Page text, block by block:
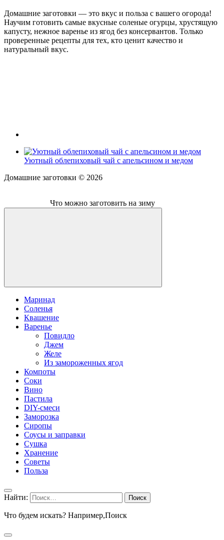
Домашние заготовки — это вкус и польза с вашего огорода!
Научим готовить самые вкусные соленые огурцы, хрустящую
капусту, нежное варенье из ягод без консервантов. Только
проверенные рецепты для тех, кто ценит качество и
натуральный вкус.
Уютный облепиховый чай с апельсином и медом
Домашние заготовки © 2026
Что можно заготовить на зиму
Маринад
Соленья
Квашение
Варенье
Повидло
Джем
Желе
Из замороженных ягод
Компоты
Соки
Вино
Пастила
DIY-смеси
Заморозка
Сиропы
Соусы и заправки
Сушка
Хранение
Советы
Польза
Найти:
Что будем искать? Например,Поиск